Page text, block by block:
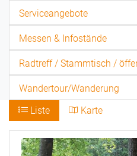
Serviceangebote
Messen & Infostände
Radtreff / Stammtisch /
Wandertour/Wanderung
Liste
Karte